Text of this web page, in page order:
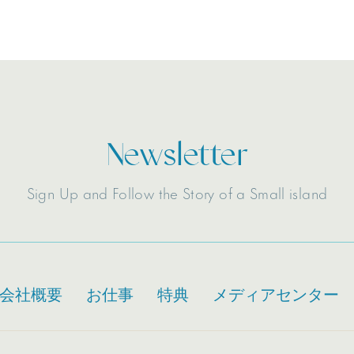
Newsletter
Sign Up and Follow the Story of a Small island
会社概要 お仕事 特典 メディアセンター